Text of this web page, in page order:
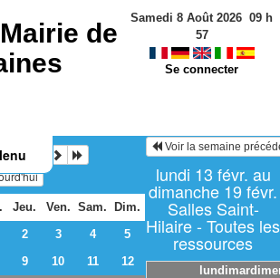
Mairie de
Samedi 8 Août 2026 09 h
57
Se connecter
2023
Jeu. Ven. Sam. Dim.
2 3 4
5
9 10 11
12
Voir la semaine
lundi 13 févr. au
dimanche 19 févr.
Salles Saint-
Hilaire - Toutes les
ressources
lundimardi